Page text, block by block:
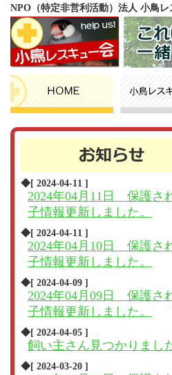
NPO（特定非営利活動）法人 小鳥
◆[ 2024-04-11 ]
2024年04月11日 保護さ
子情報更新しました。
◆[ 2024-04-11 ]
2024年04月10日 保護さ
子情報更新しました。
◆[ 2024-04-09 ]
2024年04月09日 保護さ
子情報更新しました。
◆[ 2024-04-05 ]
飼い主さん見つかりまし
◆[ 2024-03-20 ]